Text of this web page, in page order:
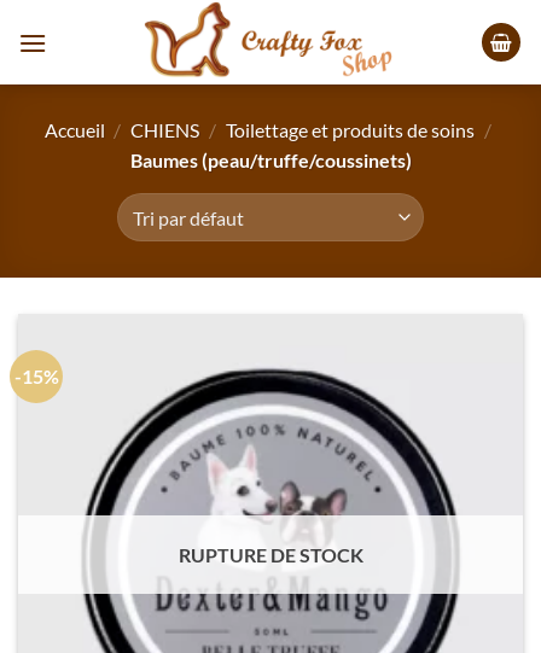
Accueil / CHIENS / Toilettage et produits de soins /
Baumes (peau/truffe/coussinets)
-15%
RUPTURE DE STOCK